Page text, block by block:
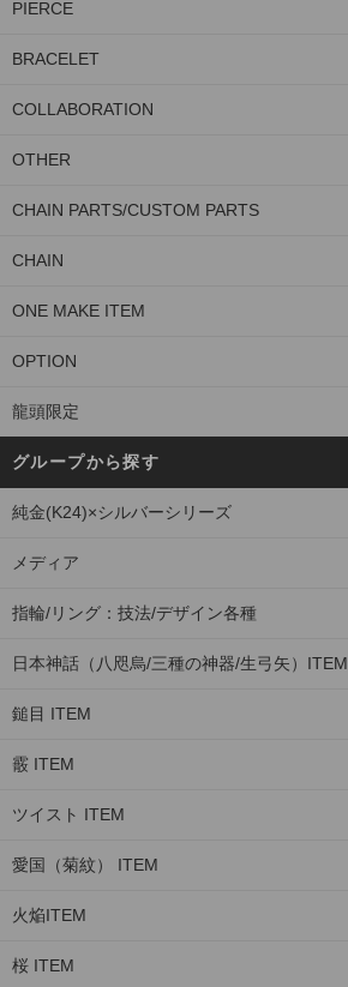
PIERCE
BRACELET
COLLABORATION
OTHER
CHAIN PARTS/CUSTOM PARTS
CHAIN
ONE MAKE ITEM
OPTION
龍頭限定
グループから探す
純金(K24)×シルバーシリーズ
メディア
指輪/リング：技法/デザイン各種
日本神話（八咫烏/三種の神器/生弓矢）ITEM
鎚目 ITEM
霰 ITEM
ツイスト ITEM
愛国（菊紋） ITEM
火焔ITEM
桜 ITEM